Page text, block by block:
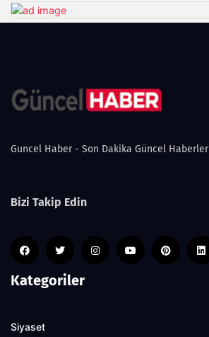
Guncel Haber - Son Dakika Güncel Haberler
Bizi Takip Edin
Kategoriler
Siyaset